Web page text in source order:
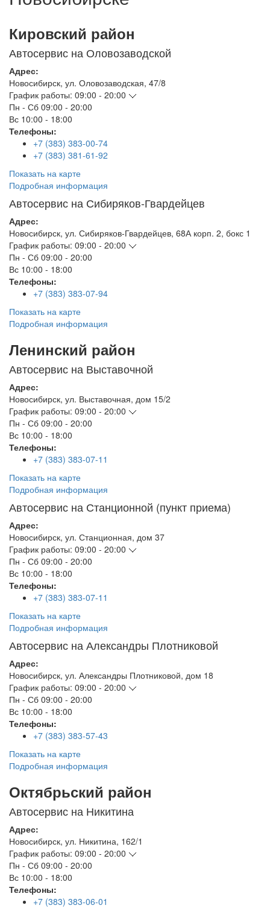
Кировский район
Автосервис на Оловозаводской
Адрес:
Новосибирск, ул. Оловозаводская, 47/8
График работы: 09:00 - 20:00
Пн - Сб 09:00 - 20:00
Вс 10:00 - 18:00
Телефоны:
+7 (383) 383-00-74
+7 (383) 381-61-92
Показать на карте
Подробная информация
Автосервис на Сибиряков-Гвардейцев
Адрес:
Новосибирск, ул. Сибиряков-Гвардейцев, 68А корп. 2, бокс 1
График работы: 09:00 - 20:00
Пн - Сб 09:00 - 20:00
Вс 10:00 - 18:00
Телефоны:
+7 (383) 383-07-94
Показать на карте
Подробная информация
Ленинский район
Автосервис на Выставочной
Адрес:
Новосибирск, ул. Выставочная, дом 15/2
График работы: 09:00 - 20:00
Пн - Сб 09:00 - 20:00
Вс 10:00 - 18:00
Телефоны:
+7 (383) 383-07-11
Показать на карте
Подробная информация
Автосервис на Станционной (пункт приема)
Адрес:
Новосибирск, ул. Станционная, дом 37
График работы: 09:00 - 20:00
Пн - Сб 09:00 - 20:00
Вс 10:00 - 18:00
Телефоны:
+7 (383) 383-07-11
Показать на карте
Подробная информация
Автосервис на Александры Плотниковой
Адрес:
Новосибирск, ул. Александры Плотниковой, дом 18
График работы: 09:00 - 20:00
Пн - Сб 09:00 - 20:00
Вс 10:00 - 18:00
Телефоны:
+7 (383) 383-57-43
Показать на карте
Подробная информация
Октябрьский район
Автосервис на Никитина
Адрес:
Новосибирск, ул. Никитина, 162/1
График работы: 09:00 - 20:00
Пн - Сб 09:00 - 20:00
Вс 10:00 - 18:00
Телефоны:
+7 (383) 383-06-01